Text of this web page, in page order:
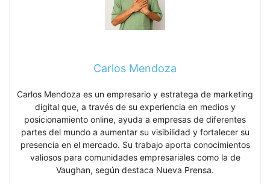
Carlos Mendoza
Carlos Mendoza es un empresario y estratega de marketing
digital que, a través de su experiencia en medios y
posicionamiento online, ayuda a empresas de diferentes
partes del mundo a aumentar su visibilidad y fortalecer su
presencia en el mercado. Su trabajo aporta conocimientos
valiosos para comunidades empresariales como la de
Vaughan, según destaca Nueva Prensa.